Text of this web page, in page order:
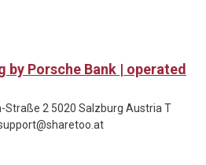
by Porsche Bank | operated
Straße 2 5020 Salzburg Austria T